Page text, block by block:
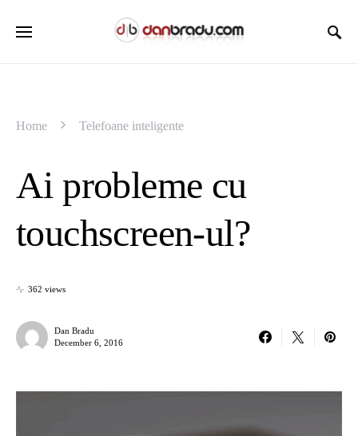
Home Telefoane inteligente
Ai probleme cu
touchscreen-ul?
362 views
Dan Bradu
December 6, 2016